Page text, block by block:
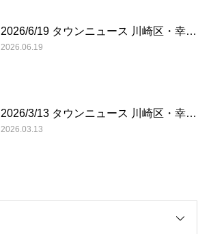
2026/6/19 タウンニュース 川崎区・幸…
2026.06.19
2026/3/13 タウンニュース 川崎区・幸…
2026.03.13